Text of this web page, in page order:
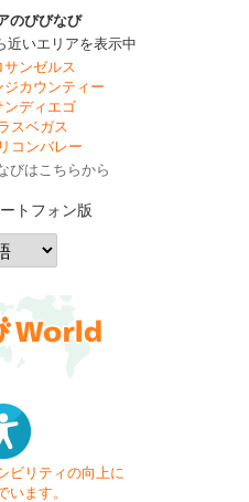
のびびなび
近いエリアを表示中
ンゼルス
カウンティー
ンディエゴ
スベガス
コンバレー
びはこちらから
トフォン版
ビリティの向上に
います。